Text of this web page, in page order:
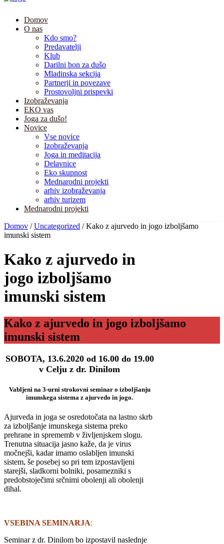
Domov
O nas
Kdo smo?
Predavatelji
Klub
Darilni bon za dušo
Mladinska sekcija
Partnerji in povezave
Prostovoljni prispevki
Izobraževanja
EKO vas
Joga za dušo!
Novice
Vse novice
Izobraževanja
Joga in meditacija
Delavnice
Eko skupnost
Mednarodni projekti
arhiv izobraževanja
arhiv turizem
Mednarodni projekti
Domov /Uncategorized /Kako z ajurvedo in jogo izboljšamo
imunski sistem
Kako z ajurvedo in
jogo izboljšamo
imunski sistem
Kako z ajurvedo in jogo izboljšamo
imunski sistem
SOBOTA, 13.6.2020od 16.00do 19.00
v Celjuzdr. Dinilom
Vabljeni na 3-urni strokovni seminar o izboljšanju
imunskega sistema z ajurvedo in jogo.
Ajurveda in joga se osredotočata na lastno skrb
za izboljšanje imunskega sistema preko
prehrane in sprememb v življenjskem slogu.
Trenutna situacija jasno kaže, da je virus
močnejši, kadar imamo oslabljen imunski
sistem, še posebej so pri tem izpostavljeni
starejši, sladkorni bolniki, posamezniki s
predobstoječimi srčnimi obolenji ali obolenji
dihal.
VSEBINA SEMINARJA:
Seminar z dr. Dinilom bo izpostavil naslednje